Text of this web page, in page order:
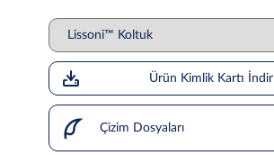
Ürün Kimlik Kartı İndir
Çizim Dosyaları